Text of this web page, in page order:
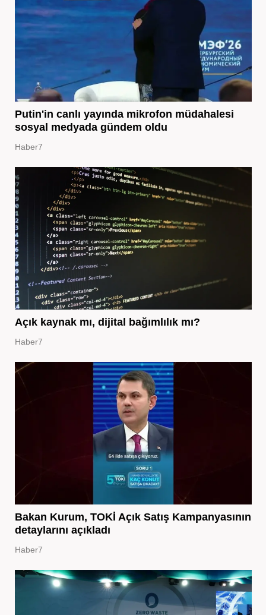
Putin'in canlı yayında mikrofon müdahalesi
sosyal medyada gündem oldu
Haber7
Açık kaynak mı, dijital bağımlılık mı?
Haber7
Bakan Kurum, TOKİ Açık Satış Kampanyasının
detaylarını açıkladı
Haber7